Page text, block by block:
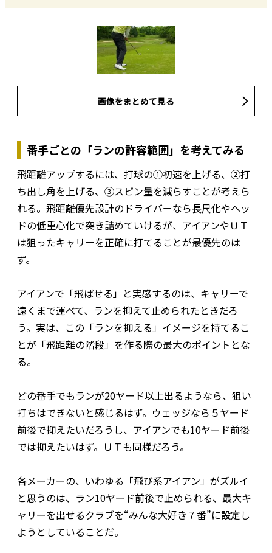
画像をまとめて見る
番手ごとの「ランの許容範囲」を考えてみる
飛距離アップするには、打球の①初速を上げる、②打
ち出し角を上げる、③スピン量を減らすことが考えら
れる。飛距離優先設計のドライバーなら長尺化やヘッ
ドの低重心化で突き詰めていけるが、アイアンやＵＴ
は狙ったキャリーを正確に打てることが最優先のは
ず。
アイアンで「飛ばせる」と実感するのは、キャリーで
遠くまで運べて、ランを抑えて止められたときだろ
う。実は、この「ランを抑える」イメージを持てるこ
とが「飛距離の階段」を作る際の最大のポイントとな
る。
どの番手でもランが20ヤード以上出るようなら、狙い
打ちはできないと感じるはず。ウェッジなら５ヤード
前後で抑えたいだろうし、アイアンでも10ヤード前後
では抑えたいはず。ＵＴも同様だろう。
各メーカーの、いわゆる「飛び系アイアン」がズルイ
と思うのは、ラン10ヤード前後で止められる、最大キ
ャリーを出せるクラブを“みんな大好き７番”に設定し
ようとしていることだ。